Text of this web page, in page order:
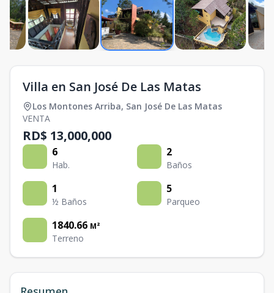
Villa en San José De Las Matas
Los Montones Arriba, San José De Las Matas
VENTA
RD$ 13,000,000
6
Hab.
2
Baños
1
½ Baños
5
Parqueo
1840.66 M²
Terreno